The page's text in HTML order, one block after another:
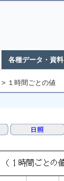
各種データ・資料
> １時間ごとの値